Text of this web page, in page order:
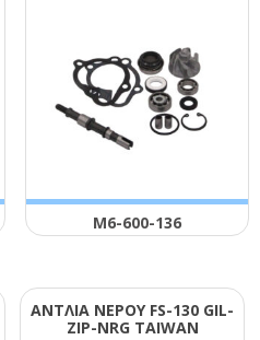
Μ6-600-136
ΑΝΤΛΙΑ ΝΕΡΟΥ FS-130 GΙL-
ΖΙΡ-ΝRG ΤΑΙWΑΝ